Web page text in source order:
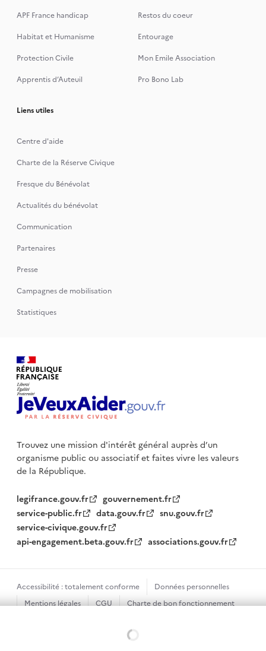
APF France handicap
Restos du coeur
Habitat et Humanisme
Entourage
Protection Civile
Mon Emile Association
Apprentis d’Auteuil
Pro Bono Lab
Liens utiles
Centre d'aide
Charte de la Réserve Civique
Fresque du Bénévolat
Actualités du bénévolat
Communication
Partenaires
Presse
Campagnes de mobilisation
Statistiques
Trouvez une mission d'intérêt général auprès d’un
organisme publicou associatif et faites vivre les valeurs
de la République.
legifrance.gouv.fr
gouvernement.fr
service-public.fr
data.gouv.fr
snu.gouv.fr
service-civique.gouv.fr
api-engagement.beta.gouv.fr
associations.gouv.fr
Accessibilité : totalement conforme
Données personnelles
Mentions légales
CGU
Charte de bon fonctionnement